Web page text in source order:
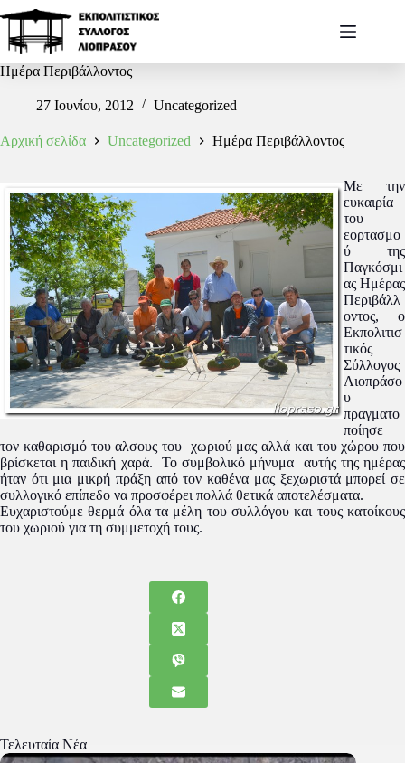
Ημέρα Περιβάλλοντος
27 Ιουνίου, 2012 Uncategorized
Αρχική σελίδα Uncategorized Ημέρα Περιβάλλοντος
Με την
ευκαιρία
του
εορτασμο
ύ της
Παγκόσμι
ας Ημέρας
Περιβάλλ
οντος, o
Εκπολιτισ
τικός
Σύλλογος
Λιοπράσο
υ
πραγματο
ποίησε
τον καθαρισμό του αλσους του χωριού μας αλλά και του χώρου που
βρίσκεται η παιδική χαρά. Το συμβολικό μήνυμα αυτής της ημέρας
ήταν ότι μια μικρή πράξη από τον καθένα μας ξεχωριστά μπορεί σε
συλλογικό επίπεδο να προσφέρει πολλά θετικά αποτελέσματα.
Ευχαριστούμε θερμά όλα τα μέλη του συλλόγου και τους κατοίκους
του χωριού για τη συμμετοχή τους.
Τελευταία Νέα